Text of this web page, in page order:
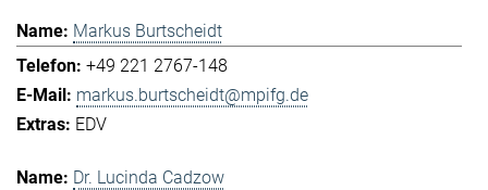
Markus Burtscheidt
+49 221 2767-148
markus.burtscheidt@mpifg.de
EDV
Dr. Lucinda Cadzow